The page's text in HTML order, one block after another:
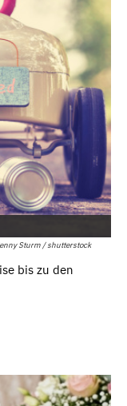
Sturm / shutterstock
bis zu den